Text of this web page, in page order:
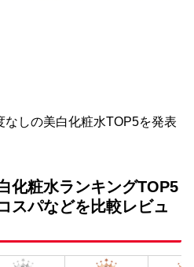
しの美白化粧水TOP5を発表
化粧水ランキングTOP5
スパなどを比較レビュ